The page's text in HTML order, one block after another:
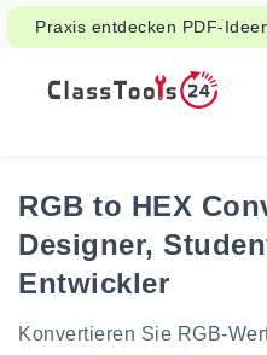
Praxis entdecken PDF-
Unterrichts-, Handout- und
RGB to HEX
Designer,
Entwickler
Konvertieren Sie RGB-